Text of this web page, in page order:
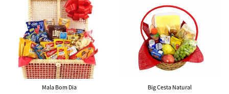
Mala Bom Dia Big Cesta Natural